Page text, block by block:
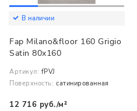
В наличии
Fap Milano&floor 160 Grigio
Satin 80x160
Артикул: fPVJ
Поверхность: сатинированная
12 716 руб./м²